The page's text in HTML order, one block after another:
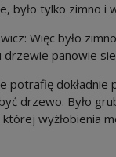
było tylko zimno i
Więc było
drzewie panowie
potrafię dokładnie
drzewo. Było
wyżłobienia